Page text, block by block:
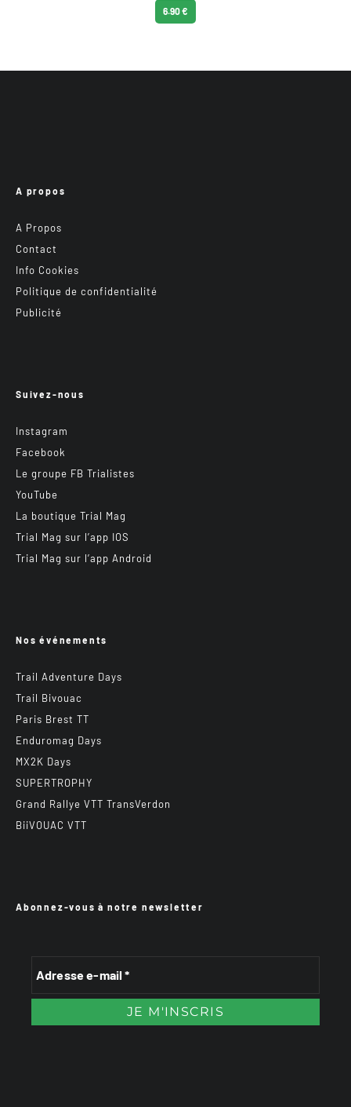
6.90 €
A propos
A Propos
Contact
Info Cookies
Politique de confidentialité
Publicité
Suivez-nous
Instagram
Facebook
Le groupe FB Trialistes
YouTube
La boutique Trial Mag
Trial Mag sur l’app IOS
Trial Mag sur l’app Android
Nos événements
Trail Adventure Days
Trail Bivouac
Paris Brest TT
Enduromag Days
MX2K Days
SUPERTROPHY
Grand Rallye VTT TransVerdon
BiiVOUAC VTT
Abonnez-vous à notre newsletter